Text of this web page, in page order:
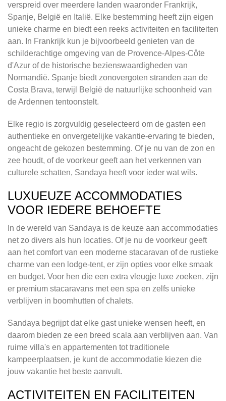
verspreid over meerdere landen waaronder Frankrijk,
Spanje, België en Italië. Elke bestemming heeft zijn eigen
unieke charme en biedt een reeks activiteiten en faciliteiten
aan. In Frankrijk kun je bijvoorbeeld genieten van de
schilderachtige omgeving van de Provence-Alpes-Côte
d'Azur of de historische bezienswaardigheden van
Normandië. Spanje biedt zonovergoten stranden aan de
Costa Brava, terwijl België de natuurlijke schoonheid van
de Ardennen tentoonstelt.
Elke regio is zorgvuldig geselecteerd om de gasten een
authentieke en onvergetelijke vakantie-ervaring te bieden,
ongeacht de gekozen bestemming. Of je nu van de zon en
zee houdt, of de voorkeur geeft aan het verkennen van
culturele schatten, Sandaya heeft voor ieder wat wils.
LUXUEUZE ACCOMMODATIES
VOOR IEDERE BEHOEFTE
In de wereld van Sandaya is de keuze aan accommodaties
net zo divers als hun locaties. Of je nu de voorkeur geeft
aan het comfort van een moderne stacaravan of de rustieke
charme van een lodge-tent, er zijn opties voor elke smaak
en budget. Voor hen die een extra vleugje luxe zoeken, zijn
er premium stacaravans met een spa en zelfs unieke
verblijven in boomhutten of chalets.
Sandaya begrijpt dat elke gast unieke wensen heeft, en
daarom bieden ze een breed scala aan verblijven aan. Van
ruime villa's en appartementen tot traditionele
kampeerplaatsen, je kunt de accommodatie kiezen die
jouw vakantie het beste aanvult.
ACTIVITEITEN EN FACILITEITEN